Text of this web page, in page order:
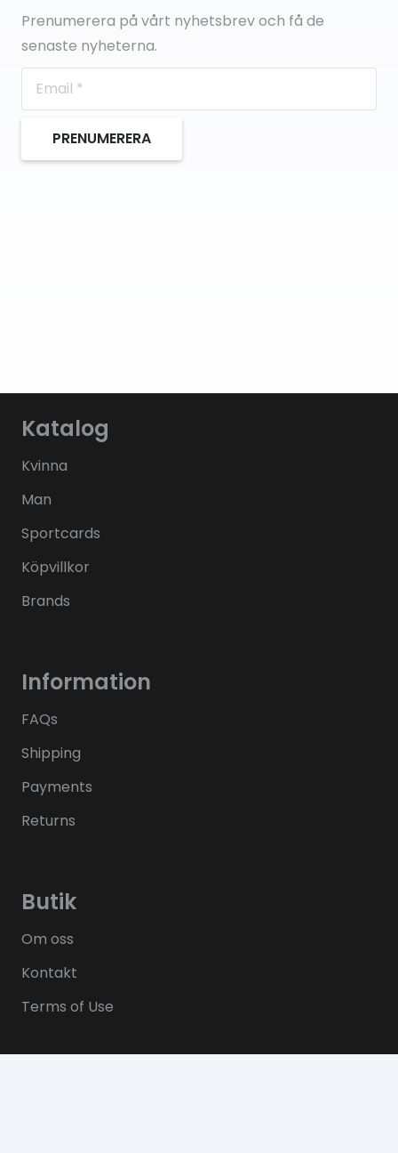
Prenumerera på vårt nyhetsbrev och få de
senaste nyheterna.
PRENUMERERA
Katalog
Kvinna
Man
Sportcards
Köpvillkor
Brands
Information
FAQs
Shipping
Payments
Returns
Butik
Om oss
Kontakt
Terms of Use